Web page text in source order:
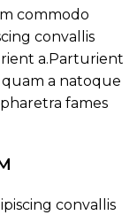
commodo
convallis
a.Parturient
a natoque
fames
convallis